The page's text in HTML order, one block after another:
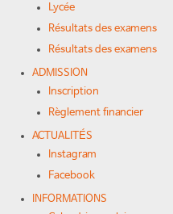
Lycée
Résultats des examens
Résultats des examens
ADMISSION
Inscription
Règlement financier
ACTUALITÉS
Instagram
Facebook
INFORMATIONS